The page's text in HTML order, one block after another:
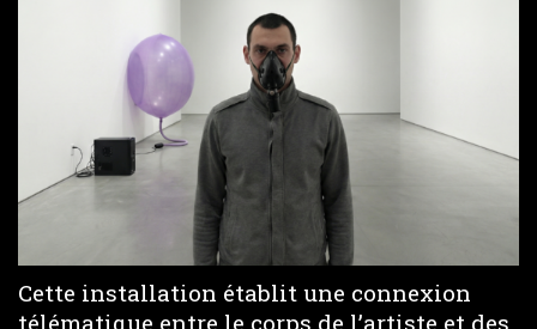
Cette installation établit une connexion
télématique entre le corps de l’artiste et des